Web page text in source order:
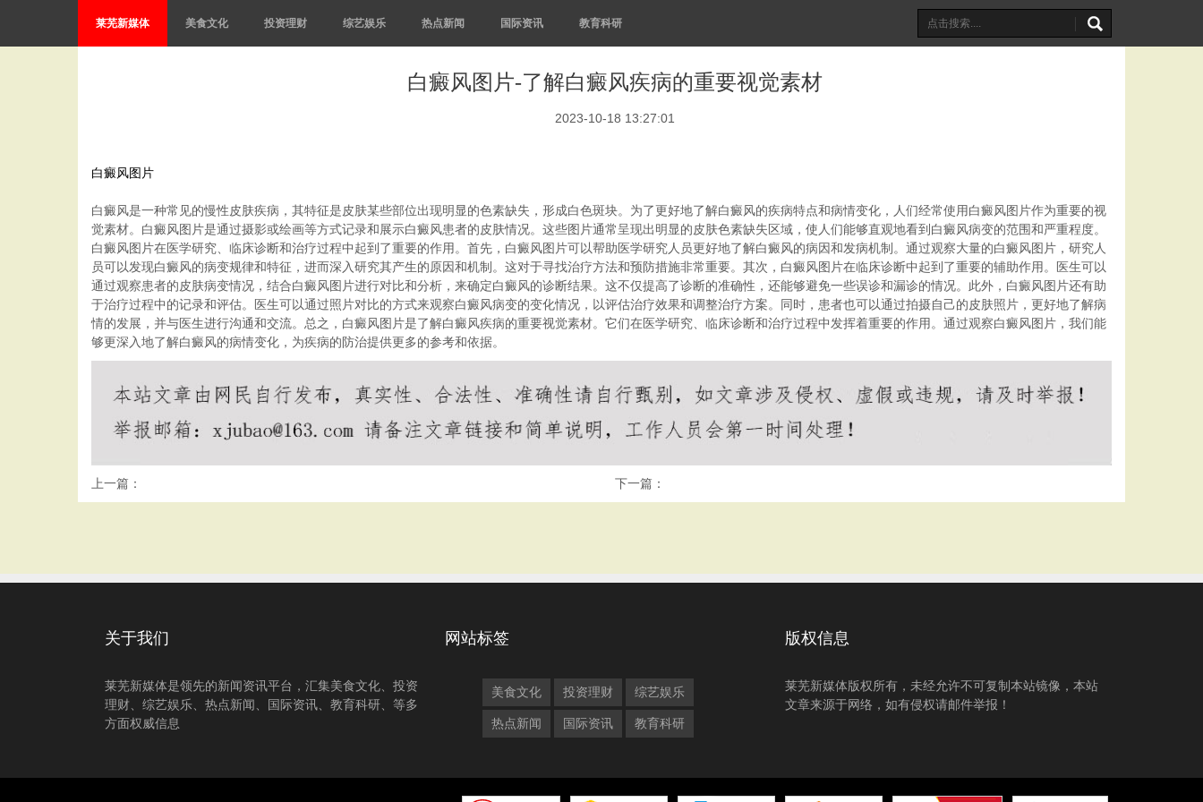
莱芜新媒体 美食文化 投资理财 综艺娱乐 热点新闻 国际资讯 教育科研
白癜风图片-了解白癜风疾病的重要视觉素材
2023-10-18 13:27:01
白癜风图片
白癜风是一种常见的慢性皮肤疾病，其特征是皮肤某些部位出现明显的色素缺失，形成白色斑块。为了更好地了解白癜风的疾病特点和病情变化，人们经常使用白癜风图片作为重要的视
觉素材。白癜风图片是通过摄影或绘画等方式记录和展示白癜风患者的皮肤情况。这些图片通常呈现出明显的皮肤色素缺失区域，使人们能够直观地看到白癜风病变的范围和严重程度。
白癜风图片在医学研究、临床诊断和治疗过程中起到了重要的作用。首先，白癜风图片可以帮助医学研究人员更好地了解白癜风的病因和发病机制。通过观察大量的白癜风图片，研究人
员可以发现白癜风的病变规律和特征，进而深入研究其产生的原因和机制。这对于寻找治疗方法和预防措施非常重要。其次，白癜风图片在临床诊断中起到了重要的辅助作用。医生可以
通过观察患者的皮肤病变情况，结合白癜风图片进行对比和分析，来确定白癜风的诊断结果。这不仅提高了诊断的准确性，还能够避免一些误诊和漏诊的情况。此外，白癜风图片还有助
于治疗过程中的记录和评估。医生可以通过照片对比的方式来观察白癜风病变的变化情况，以评估治疗效果和调整治疗方案。同时，患者也可以通过拍摄自己的皮肤照片，更好地了解病
情的发展，并与医生进行沟通和交流。总之，白癜风图片是了解白癜风疾病的重要视觉素材。它们在医学研究、临床诊断和治疗过程中发挥着重要的作用。通过观察白癜风图片，我们能
够更深入地了解白癜风的病情变化，为疾病的防治提供更多的参考和依据。
上一篇： 下一篇：
关于我们
莱芜新媒体是领先的新闻资讯平台，汇集美食文化、投资
理财、综艺娱乐、热点新闻、国际资讯、教育科研、等多
方面权威信息
网站标签
美食文化 投资理财 综艺娱乐
热点新闻 国际资讯 教育科研
版权信息
莱芜新媒体版权所有，未经允许不可复制本站镜像，本站
文章来源于网络，如有侵权请邮件举报！